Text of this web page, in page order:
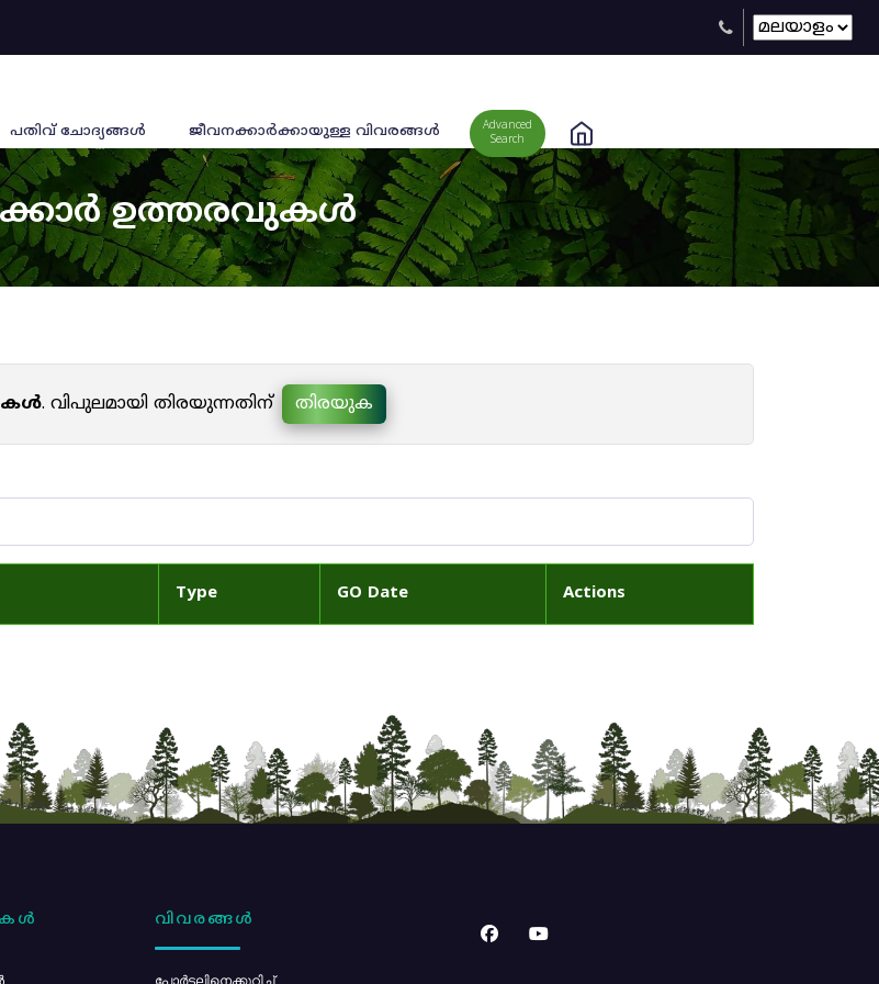
പതിവ് ചോദ്യങ്ങൾ ജീവനക്കാര്‍ക്കായുള്ള വിവരങ്ങള്‍
Advanced
Search
ഉത്തരവുകൾ
. വിപുലമായി തിരയുന്നതിന് തിരയുക
Type GO Date Actions
വിവരങ്ങൾ
പോര്‍ട്ടലിനെക്കുറിച്ച്